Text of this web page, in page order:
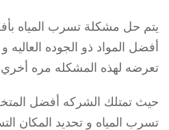
يتم حل مشكلة تسرب المياه
أفضل المواد ذو الجوده
تعرضه لهذه المشكله مره
حيث تمتلك الشركه أفضل
تسرب المياه و تحديد المكان